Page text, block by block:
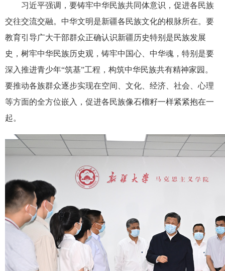
习近平强调，要铸牢中华民族共同体意识，促进各民族
交往交流交融。中华文明是新疆各民族文化的根脉所在。要
教育引导广大干部群众正确认识新疆历史特别是民族发展
史，树牢中华民族历史观，铸牢中国心、中华魂，特别是要
深入推进青少年“筑基”工程，构筑中华民族共有精神家园。
要推动各族群众逐步实现在空间、文化、经济、社会、心理
等方面的全方位嵌入，促进各民族像石榴籽一样紧紧抱在一
起。